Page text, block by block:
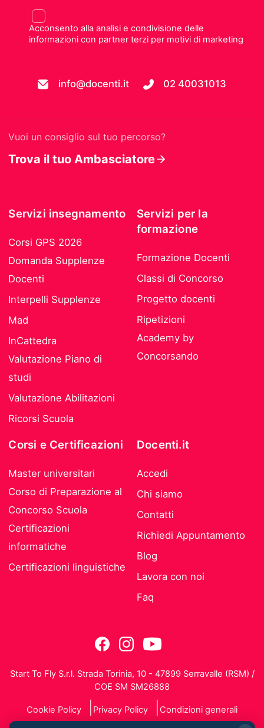
Acconsento alla analisi e condivisione delle
informazioni con partner terzi per motivi di marketing
info@docenti.it 02 40031013
Vuoi un consiglio sul tuo percorso?
Trova il tuo Ambasciatore
Servizi insegnamento
Corsi GPS 2026
Domanda Supplenze
Docenti
Interpelli Supplenze
Mad
InCattedra
Valutazione Piano di
studi
Valutazione Abilitazioni
Ricorsi Scuola
Servizi per la
formazione
Formazione Docenti
Classi di Concorso
Progetto docenti
Ripetizioni
Academy by
Concorsando
Corsi e Certificazioni
Master universitari
Corso di Preparazione al
Concorso Scuola
Certificazioni
informatiche
Certificazioni linguistiche
Docenti.it
Accedi
Chi siamo
Contatti
Richiedi Appuntamento
Blog
Lavora con noi
Faq
Start To Fly S.r.l. Strada Torinia, 10 - 47899 Serravalle (RSM) /
COE SM SM26888
Cookie Policy Privacy Policy Condizioni generali